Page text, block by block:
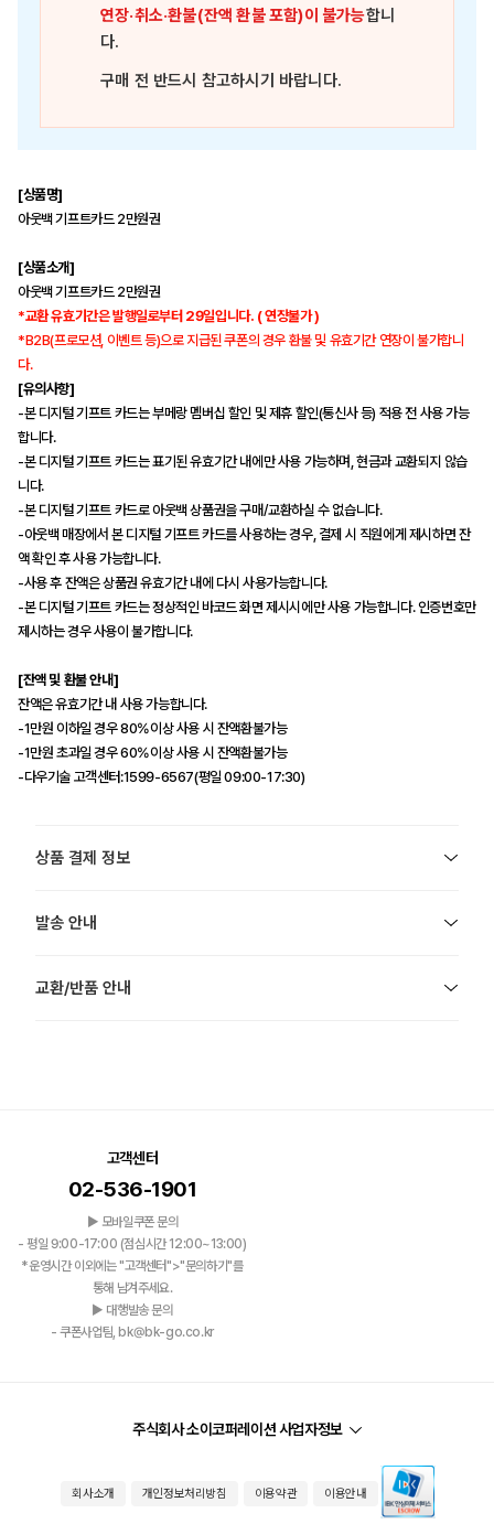
연장·취소·환불(잔액 환불 포함)이 불가능합니
다.
구매 전 반드시 참고하시기 바랍니다.
[상품명]
아웃백 기프트카드 2만원권
[상품소개]
아웃백 기프트카드 2만원권
*교환 유효기간은 발행일로부터 29일입니다. ( 연장불가 )
*B2B(프로모션, 이벤트 등)으로 지급된 쿠폰의 경우 환불 및 유효기간 연장이 불가합니
다.
[유의사항]
-본 디지털 기프트 카드는 부메랑 멤버십 할인 및 제휴 할인(통신사 등) 적용 전 사용 가능
합니다.
-본 디지털 기프트 카드는 표기된 유효기간 내에만 사용 가능하며, 현금과 교환되지 않습
니다.
-본 디지털 기프트 카드로 아웃백 상품권을 구매/교환하실 수 없습니다.
-아웃백 매장에서 본 디지털 기프트 카드를 사용하는 경우, 결제 시 직원에게 제시하면 잔
액 확인 후 사용 가능합니다.
-사용 후 잔액은 상품권 유효기간 내에 다시 사용가능합니다.
-본 디지털 기프트 카드는 정상적인 바코드 화면 제시시에만 사용 가능합니다. 인증번호만
제시하는 경우 사용이 불가합니다.
[잔액 및 환불 안내]
잔액은 유효기간 내 사용 가능합니다.
-1만원 이하일 경우 80%이상 사용 시 잔액환불가능
-1만원 초과일 경우 60%이상 사용 시 잔액환불가능
-다우기술 고객센터:1599-6567(평일 09:00-17:30)
상품 결제 정보
발송 안내
교환/반품 안내
고객센터
02-536-1901
▶ 모바일쿠폰 문의
- 평일 9:00-17:00 (점심시간 12:00~13:00)
*운영시간 이외에는 "고객센터">"문의하기"를
통해 남겨주세요.
▶ 대행발송 문의
- 쿠폰사업팀, bk@bk-go.co.kr
주식회사 소이코퍼레이션 사업자정보
회사소개 개인정보처리방침 이용약관 이용안내